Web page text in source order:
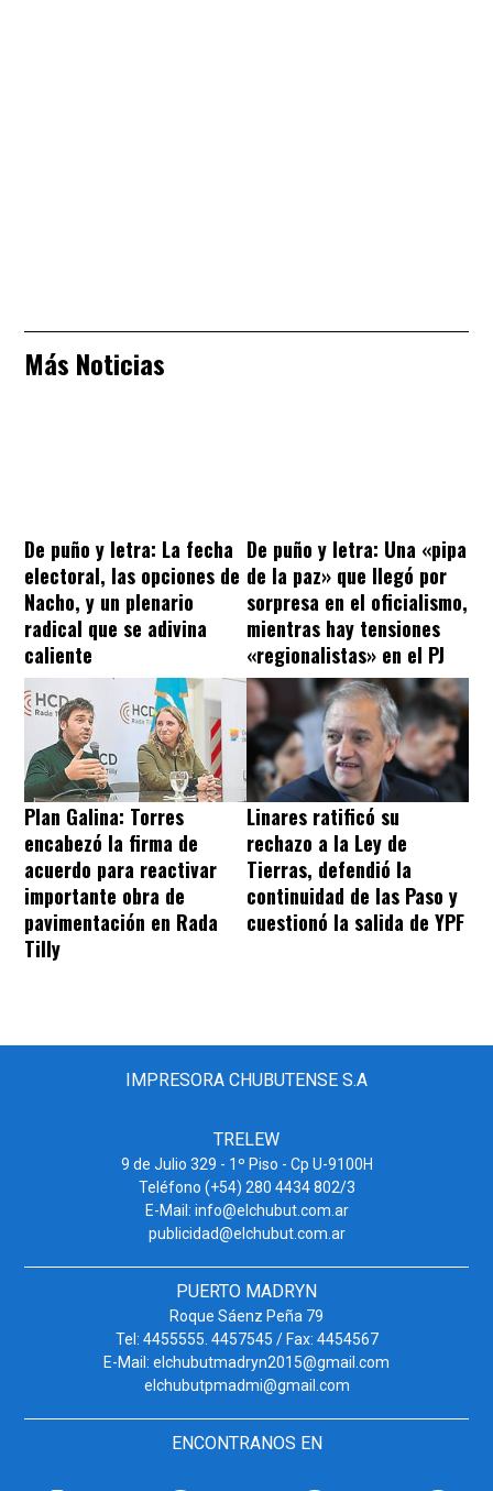
Más Noticias
De puño y letra: La fecha
electoral, las opciones de
Nacho, y un plenario
radical que se adivina
caliente
De puño y letra: Una «pipa
de la paz» que llegó por
sorpresa en el oficialismo,
mientras hay tensiones
«regionalistas» en el PJ
Plan Galina: Torres
encabezó la firma de
acuerdo para reactivar
importante obra de
pavimentación en Rada
Tilly
Linares ratificó su
rechazo a la Ley de
Tierras, defendió la
continuidad de las Paso y
cuestionó la salida de YPF
IMPRESORA CHUBUTENSE S.A
TRELEW
9 de Julio 329 - 1º Piso - Cp U-9100H
Teléfono (+54) 280 4434 802/3
E-Mail: info@elchubut.com.ar
publicidad@elchubut.com.ar
PUERTO MADRYN
Roque Sáenz Peña 79
Tel: 4455555. 4457545 / Fax: 4454567
E-Mail: elchubutmadryn2015@gmail.com
elchubutpmadmi@gmail.com
ENCONTRANOS EN